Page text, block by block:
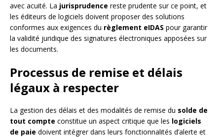
avec acuité. La jurisprudence reste prudente sur ce point, et
les éditeurs de logiciels doivent proposer des solutions
conformes aux exigences du règlement eIDAS pour garantir
la validité juridique des signatures électroniques apposées sur
les documents.
Processus de remise et délais
légaux à respecter
La gestion des délais et des modalités de remise du solde de
tout compte constitue un aspect critique que les logiciels
de paie doivent intégrer dans leurs fonctionnalités d’alerte et